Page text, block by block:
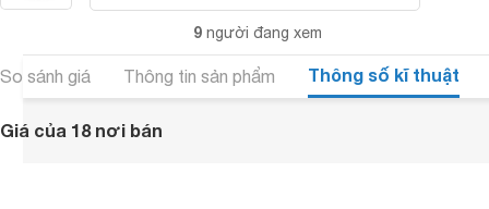
9 người đang xem
So sánh giá Thông tin sản phẩm Thông số kĩ thuật
Giá của 18 nơi bán